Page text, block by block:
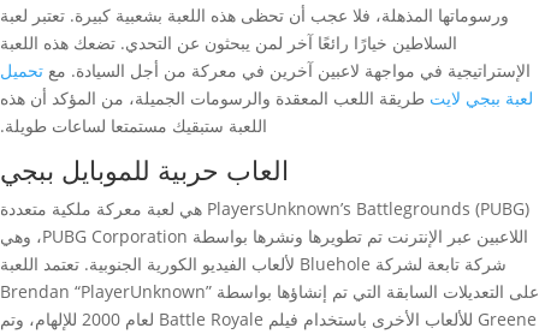
ورسوماتها المذهلة، فلا عجب أن تحظى هذه اللعبة بشعبية كبيرة. تعتبر لعبة
السلاطين خيارًا رائعًا آخر لمن يبحثون عن التحدي. تضعك هذه اللعبة
الإستراتيجية في مواجهة لاعبين آخرين في معركة من أجل السيادة. مع تحميل
لعبة ببجي لايت طريقة اللعب المعقدة والرسومات الجميلة، من المؤكد أن هذه
اللعبة ستبقيك مستمتعا لساعات طويلة.
العاب حربية للموبايل ببجي
PlayersUnknown’s Battlegrounds (PUBG) هي لعبة معركة ملكية متعددة
اللاعبين عبر الإنترنت تم تطويرها ونشرها بواسطة PUBG Corporation، وهي
شركة تابعة لشركة Bluehole لألعاب الفيديو الكورية الجنوبية. تعتمد اللعبة
على التعديلات السابقة التي تم إنشاؤها بواسطة Brendan “PlayerUnknown”
Greene للألعاب الأخرى باستخدام فيلم Battle Royale لعام 2000 للإلهام، وتم